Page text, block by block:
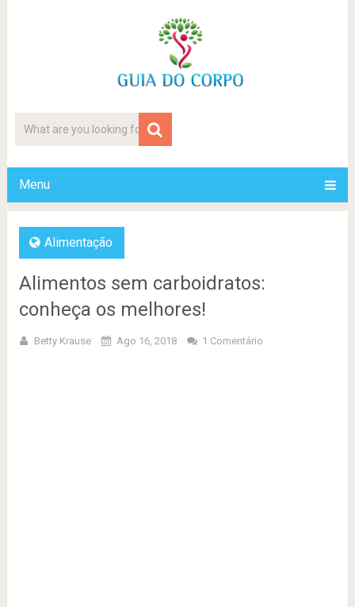
Menu
Alimentação
Alimentos sem carboidratos:
conheça os melhores!
Betty Krause Ago 16, 2018 1 Comentário